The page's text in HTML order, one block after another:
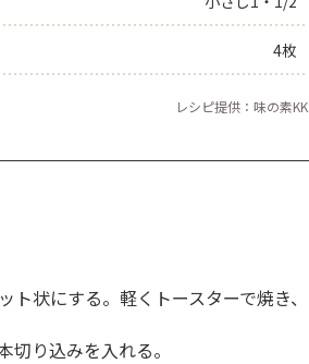
4枚
レシピ提供：味の素KK
状にする。軽くトースターで焼き、
り込みを入れる。